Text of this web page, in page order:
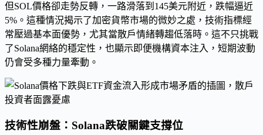
但SOL價格卻走勢反轉，一路滑落到145美元附近，跌幅逼近
5%。這種情況揭示了加密貨幣市場的微妙之處，技術指標經
常壓過基本面優勢，尤其當散戶情緒轉趨低落時。這不只挑戰
了Solana網絡的穩定性，也顯示即便機構資本注入，短期波動
仍會受多種力量牽動。
技術性崩盤：Solana跌破關鍵支撐位